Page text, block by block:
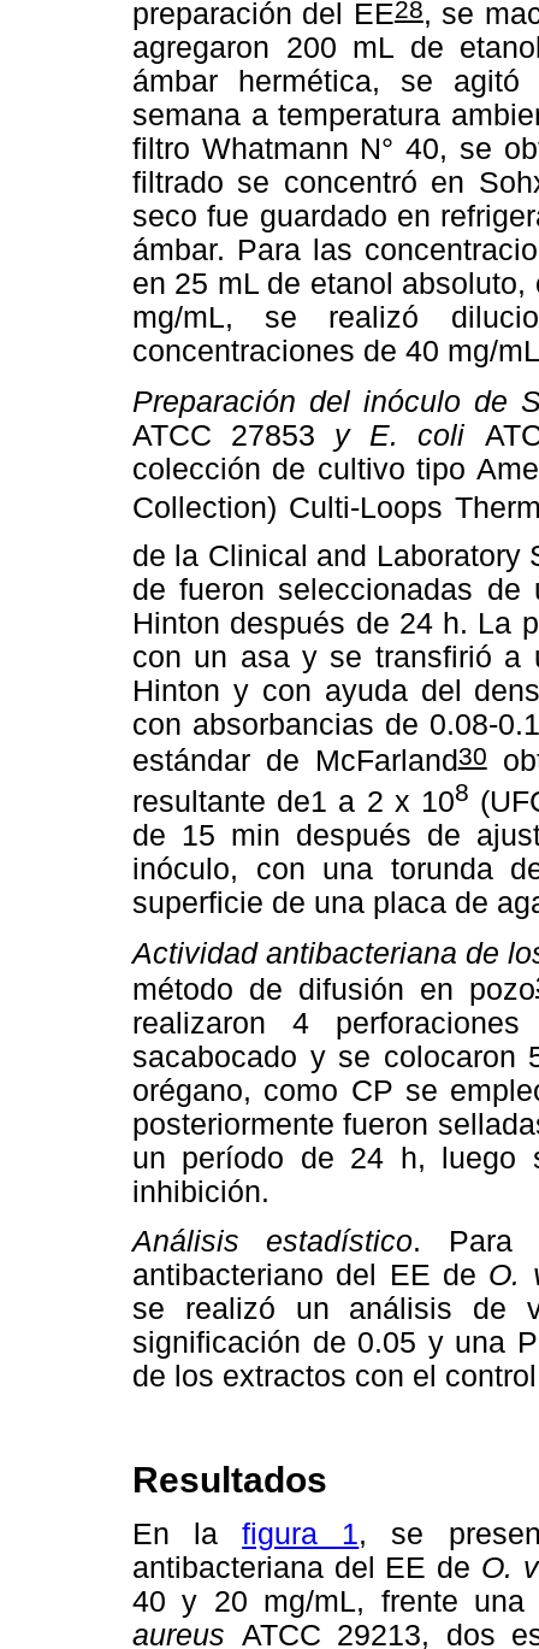
preparación del EE28, se
agregaron 200 mL de
ámbar hermética, se
semana a temperatura
filtro Whatmann N° 40, se
filtrado se concentró en
seco fue guardado en
ámbar. Para las
en 25 mL de etanol
mg/mL, se realizó
concentraciones de 40 mg/
Preparación del inóculo de
ATCC 27853 y E. coli
colección de cultivo tipo
Collection) Culti-Loops
de la Clinical and Laboratory
de fueron seleccionadas
Hinton después de 24 h. La
con un asa y se transfirió a
Hinton y con ayuda del
con absorbancias de 0.08-
estándar de McFarland30
resultante de1 a 2 x 108
de 15 min después de
inóculo, con una torunda
superficie de una placa de
Actividad antibacteriana de
método de difusión en pozo
realizaron 4
sacabocado y se colocaron
orégano, como CP se
posteriormente fueron
un período de 24 h, luego
inhibición.
Análisis estadístico. Para
antibacteriano del EE de O.
se realizó un análisis de
significación de 0.05 y una
de los extractos con el
Resultados
En lafigura 1, se
antibacteriana del EE de O.
40 y 20 mg/mL, frente
aureus ATCC 29213, dos